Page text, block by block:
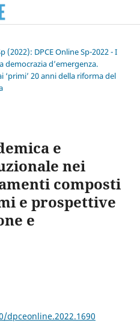
(2022): DPCE Online Sp-2022 - I
democrazia d’emergenza.
20 anni della riforma del
e
nei
composti
e prospettive
e
dpceonline.2022.1690